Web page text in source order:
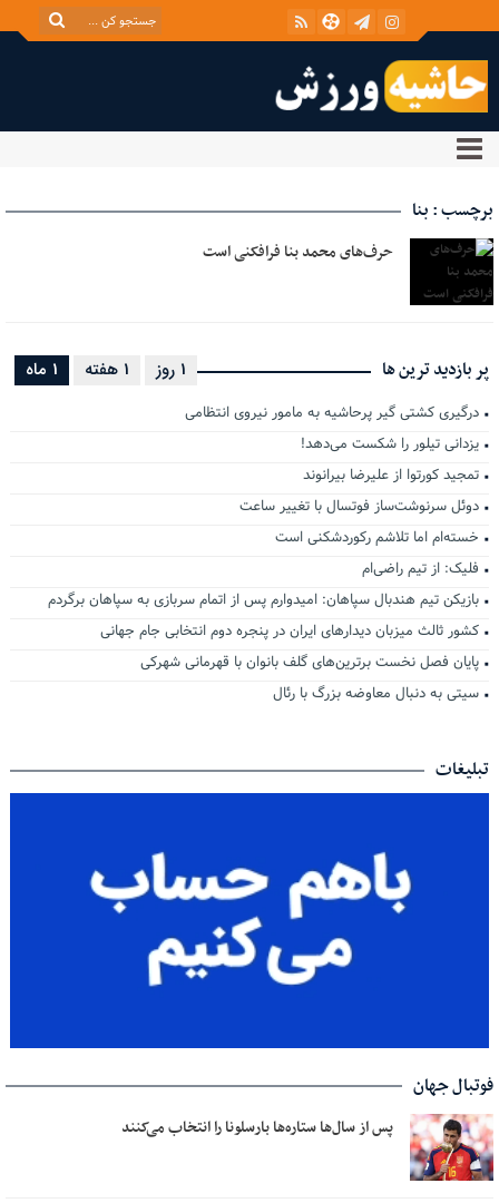
برچسب : بنا
حرف‌های محمد بنا فرافکنی است
پر بازدید ترین ها 1 ماه 1 هفته 1 روز
درگیری کشتی گیر پرحاشیه به مامور نیروی انتظامی
یزدانی تیلور را شکست می‌دهد!
تمجید کورتوا از علیرضا بیرانوند
دوئل سرنوشت‌ساز فوتسال با تغییر ساعت
خسته‌ام اما تلاشم رکوردشکنی است
فلیک: از تیم راضی‌ام
بازیکن تیم هندبال سپاهان: امیدوارم پس از اتمام سربازی به سپاهان برگردم
کشور ثالث میزبان دیدارهای ایران در پنجره دوم انتخابی جام جهانی
پایان فصل نخست برترین‌های گلف بانوان با قهرمانی شهرکی
سیتی به دنبال معاوضه بزرگ با رئال
تبلیغات
فوتبال جهان
پس از سال‌ها ستاره‌ها بارسلونا را انتخاب می‌کنند